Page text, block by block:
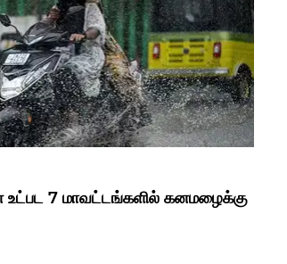
7 மாவட்டங்களில் கனமழைக்கு